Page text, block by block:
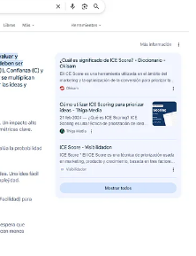
.
permite indicar a Google qué
utilice en las SERPs, en este
éxito) en un proyecto de la
para cambiar el título que
de las SERPs.